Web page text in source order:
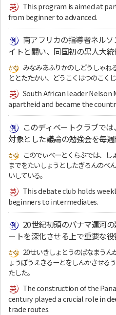
This program is aimed at
from beginner to advanced.
南アフリカの指導者ネル
イトと闘い、同国初の黒人大統
みなみあふりかのしどうしゃね
ととたたかい、どうこくはつのこく
South African leader
apartheid and became the
このディベートクラブで
対象とした議論の勉強会を毎週
このでぃべーとくらぶでは、し
までをたいしょうとしたぎろんのべ
いしている。
This debate club holds
beginners to intermediates.
20世紀初頭のパナマ運河
ートを深化させる上で重要な役
20せいきしょとうのぱなまう
ょうぼうえきるーとをしんかさせる
たした。
The construction of the
century played a crucial role in
trade routes.